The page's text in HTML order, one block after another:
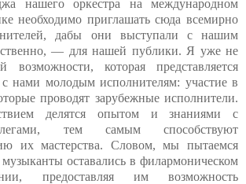
нашего оркестра на международном
необходимо приглашать сюда всемирно
дабы они выступали с нашим
— для нашей публики. Я уже не
которая представляется
нами молодым исполнителям: участие в
проводят зарубежные исполнители.
делятся опытом и знаниями с
тем самым способствуют
их мастерства. Словом, мы пытаемся
музыканты оставались в филармоническом
предоставляя им возможность